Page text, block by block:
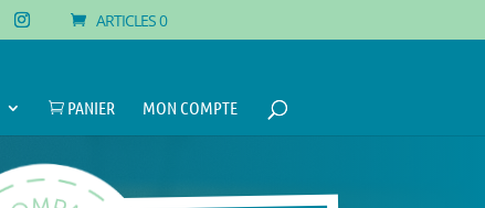
ARTICLES 0
 PANIER MON COMPTE